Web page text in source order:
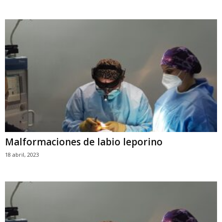
Malformaciones de labio leporino
18 abril, 2023